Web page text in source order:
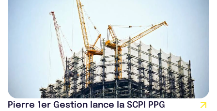
Pierre 1er Gestion lance la SCPI PPG